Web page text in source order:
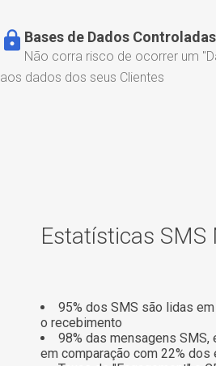
lock Bases de Dados
Não corra risco de ocorrer um
aos dados dos seus Clientes
Estatísticas SMS
95% dos SMS são lidas
o recebimento
98% das mensagens SMS,
em comparação com 22% dos